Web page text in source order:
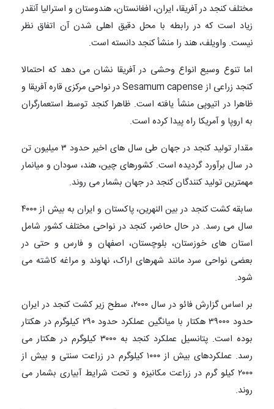
مختلف کنجد در آفریقا، ایران، افغانستان، هندوستان و استرالیا آنقدر
زیاد است که در رابطه با محل دقیق اهلی شدن آن اتفاق نظر
نیست. واویلف، هند را منشأ کنجد دانسته است.
اما تنوع وسیع انواع وحشی در آفریقا نشان می دهد که احتمالا
کنجد زراعی از Sesamum capense در نواحی مرکزی قاره آفریقا و
ظاهرا در اتیوپی منشأ یافته است. ظاهرا کنجد توسط استعمارگران
به اروپا و آمریکا راه پیدا کرده است.
مقدار تولید کنجد در جهان طی سال های اخیر حدود ۳ میلیون تن
در سال برآورد گردیده است. کشورهای چین، هند، سودان و میانمار
مهمترین تولید کنندگان کنجد در جهان بشمار می روند.
سابقه کشت کنجد در بین النهرین، پاکستان و ایران به بیش از ۴۰۰۰
سال می رسد. در حال حاضر، کنجد در نواحی مختلف کشور شامل
استان های خوزستان، بلوچستان، اصفهان و فارس و حتی در
بعضی نواحی سرد مانند شهرهای اراک، نهاوند و مراغه کاشته می
شود.
بر اساس گزارش فائو در سال ۲۰۰۰، سطح زیر کشت کنجد در ایران
حدود ۳۹۰۰۰ هکتار با میانگین عملکرد حدود ۲۹۰ کیلوگرم در هکتار
بوده است. پتانسیل عملکرد کنجد به ۳۰۰۰ کیلوگرم در هکتار می
رسد. عملکردهای بیش از ۱۰۰۰ کیلوگرم در زراعت سنتی و بیش از
۲۰۰۰ کیلو گرم در زراعت مکانیزه و تحت شرایط آبیاری بشمار می
روند.